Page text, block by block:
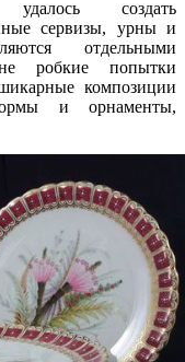
удалось создать
сервизы, урны и
отдельными
робкие попытки
композиции
и орнаменты,